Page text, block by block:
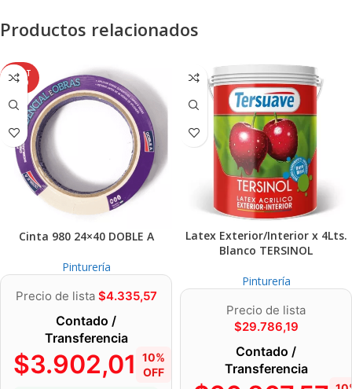
Productos relacionados
AGOT
ADO
Cinta 980 24×40 DOBLE A
Pinturería
Precio de lista $4.335,57
Contado /
Transferencia
$3.902,01
10%
OFF
Latex Exterior/Interior x 4Lts.
Blanco TERSINOL
Pinturería
Precio de lista
$29.786,19
Contado /
Transferencia